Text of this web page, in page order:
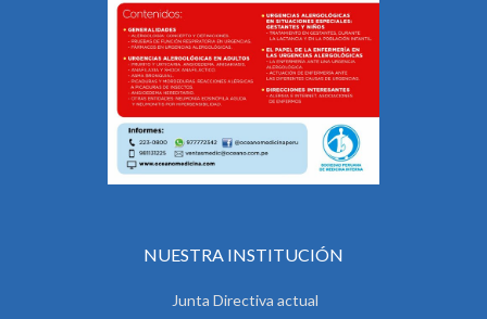
NUESTRA INSTITUCIÓN
Junta Directiva actual